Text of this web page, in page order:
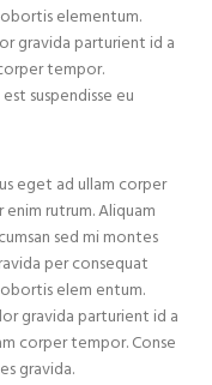
elementum.
gravida parturient id a
tempor.
suspendisse eu
eget ad ullam corper
rutrum. Aliquam
sed mi montes
per consequat
elem entum.
gravida parturient id a
corper tempor. Conse
gravida.